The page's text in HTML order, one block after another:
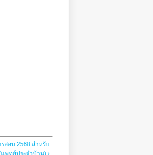
สอบ 2568 สำหรับ